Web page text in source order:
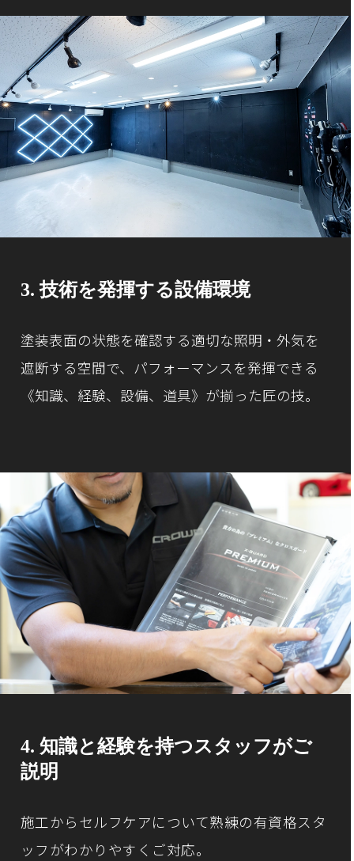
3. 技術を発揮する設備環境
塗装表面の状態を確認する適切な照明・外気を
遮断する空間で、 パフォーマンスを発揮できる
《知識、経験、設備、道具》が揃った匠の技。
4. 知識と経験を持つスタッフがご
説明
施工からセルフケアについて熟練の有資格スタ
ッフがわかりやすくご対応。